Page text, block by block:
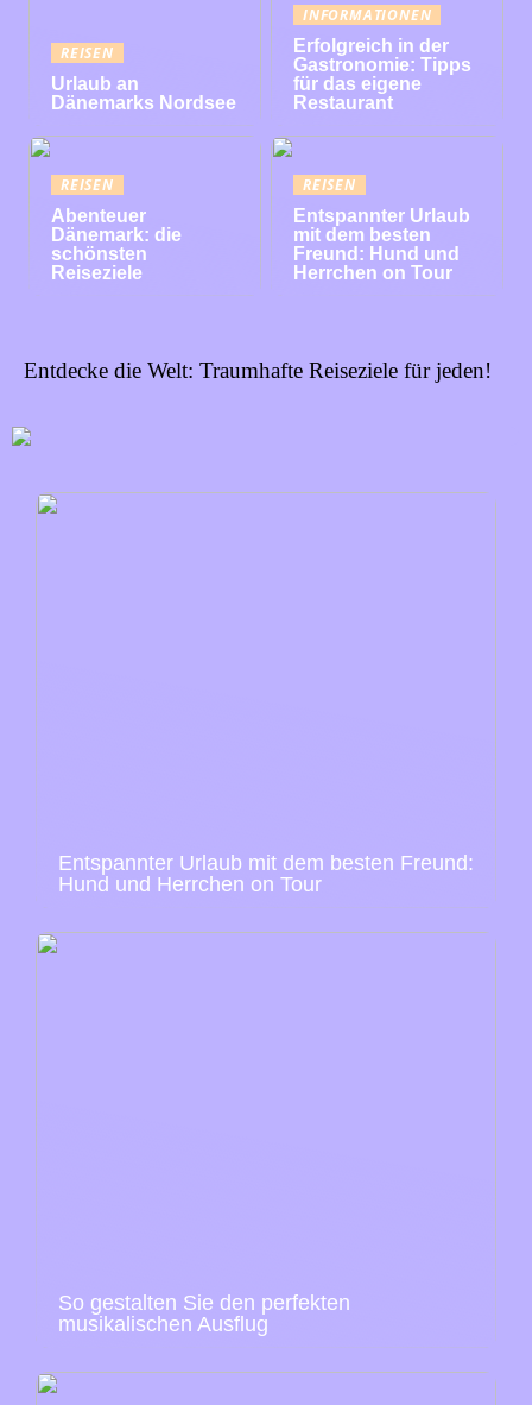
REISEN
Urlaub an
Dänemarks Nordsee
INFORMATIONEN
Erfolgreich in der
Gastronomie: Tipps
für das eigene
Restaurant
REISEN
Abenteuer
Dänemark: die
schönsten
Reiseziele
REISEN
Entspannter Urlaub
mit dem besten
Freund: Hund und
Herrchen on Tour
Entdecke die Welt: Traumhafte Reiseziele für jeden!
Entspannter Urlaub mit dem besten Freund:
Hund und Herrchen on Tour
So gestalten Sie den perfekten
musikalischen Ausflug